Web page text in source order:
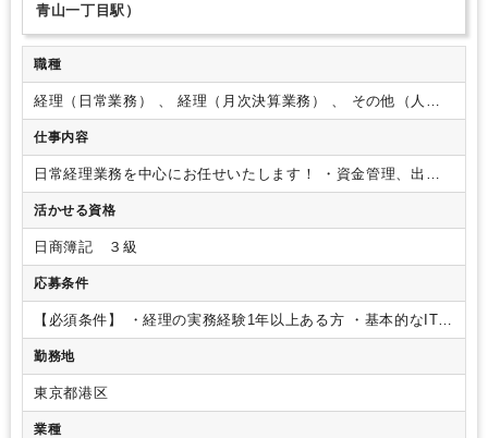
青山一丁目駅）
職種
経理（日常業務） 、 経理（月次決算業務） 、 その他（人
事・総務）
仕事内容
日常経理業務を中心にお任せいたします！
・資金管理、出納
業務・発注先への振込業務・売掛金、債権残高確認業務・経
費精算チェック
他の業務もお任せすることがありますが、ご経験やご希望に合
わせてお任せいたしますのでご安心ください。
のため、幅広く業務に携わることも可能です◎
活かせる資格
日商簿記 ３級
応募条件
【必須条件】 ・経理の実務経験1年以上ある方 ・基本的なITリ
テラシー（社内ではどの部署でもITツールを活用しておりま
す）
勤務地
東京都港区
業種